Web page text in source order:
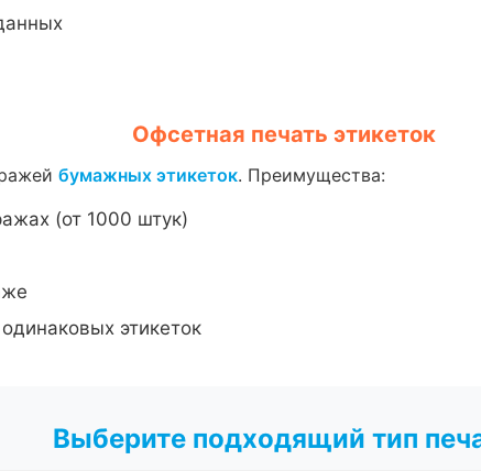
Офсетная печать этикеток
бумажных этикеток. Преимущества:
(от 1000 штук)
этикеток
Выберите подходящий тип